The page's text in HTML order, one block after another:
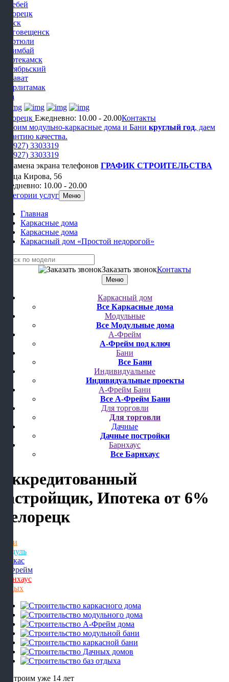
Белебей
Белорецк
Бирск
Благовещенск
Дюртюли
Ишимбай
Нефтекамск
Октябрьский
Салават
Стерлитамак
Уфа
Белорецк Ежедневно: 10.00 - 20.00Контакты
Строим модульно-каркасные дома и Бани круглый год, даем
гарантию качества.
+7 (927) 3303319
+7 (927) 3303319
ГРАФИК СТРОИТЕЛЬСТВА
Улица Кирова, 56
Ежедневно: 10.00 - 20.00
Категории услуг
Меню
Главная
Каркасные дома
Каркасные дома
Каркасный дом «Простой недорогой»
Заказать звонокКонтакты
Меню
Каркасный дом
Все Каркасные дома
Модульные
Все Модульные дома
А-Фрейм
А-Фрейм под ключ
Бани
Все Бани
Индивидуальные
Индивидуальные проекты
А-Фрейм Бани
Все А-Фрейм Бани
Для торговли
Для торговли
Дачные
Дачные постройки
Барнхаус
Все Барнхаус
Аккредитованный
застройщик, Ипотека от 6%
Белорецк
Бани
Модуль
Каркас
А-Фрейм
Барнхаус
Отдых